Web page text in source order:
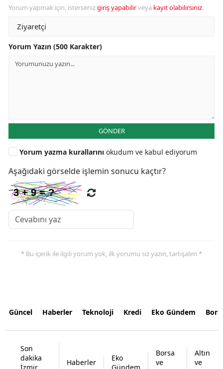
Yorum yapmak için, istersenizgiriş yapabilirveya kayıt olabilirsiniz.
Yorum Yazın (500 Karakter)
GÖNDER
Yorum yazma kurallarını okudum ve kabul ediyorum
Aşağıdaki görselde işlemin sonucu kaçtır?
* Bu içerik ile ilgili yorum yok, ilk yorumu siz yazın, tartışalım *
Güncel Haberler Teknoloji Kredi Eko Gündem
Son
dakika
İzmir
Haberler
Eko
Gündem
Borsa
ve
Altın
ve